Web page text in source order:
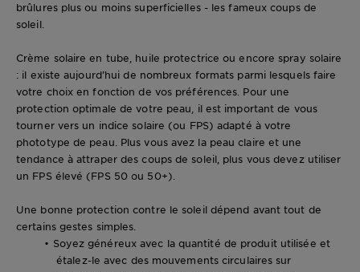
brûlures plus ou moins superficielles - les fameux coups de
soleil.
Crème solaire en tube, huile protectrice ou encore spray solaire
: il existe aujourd’hui de nombreux formats parmi lesquels faire
votre choix en fonction de vos préférences. Pour une
protection optimale de votre peau, il est important de vous
tourner vers un indice solaire (ou FPS) adapté à votre
phototype de peau. Plus vous avez la peau claire et une
tendance à attraper des coups de soleil, plus vous devez utiliser
un FPS élevé (FPS 50 ou 50+).
Une bonne protection contre le soleil dépend avant tout de
certains gestes simples
• Soyez généreux avec la quantité de produit utilisée et
étalez-le avec des mouvements circulaires sur